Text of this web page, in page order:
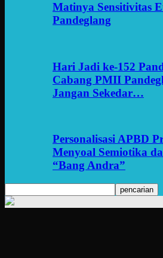
Matinya Sensitivitas
Pandeglang
Hari Jadi ke-152
Cabang PMII
Jangan Sekedar…
Personalisasi APBD
Menyoal Semiotika
“Bang Andra”